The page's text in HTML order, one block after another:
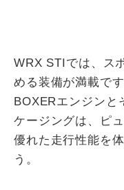
WRX STIでは、ス
める装備が満載で
BOXERエンジンと
ケージングは、ピ
優れた走行性能を
う。